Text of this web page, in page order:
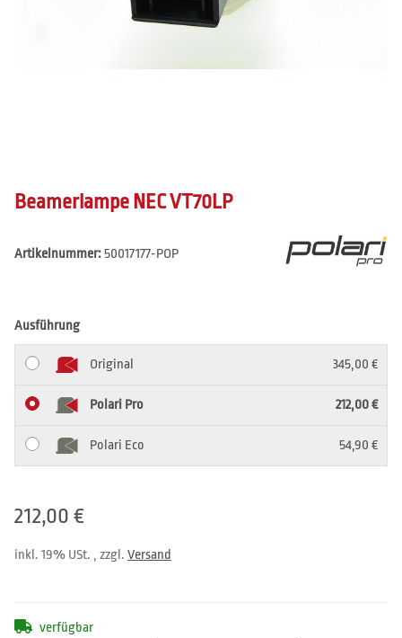
Beamerlampe NEC VT70LP
Artikelnummer:50017177-POP
Ausführung
Original 345,00 €
Polari Pro 212,00 €
Polari Eco 54,90 €
212,00 €
inkl. 19% USt. , zzgl. Versand
verfügbar